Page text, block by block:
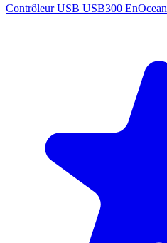
Contrôleur USB USB300 EnOcean